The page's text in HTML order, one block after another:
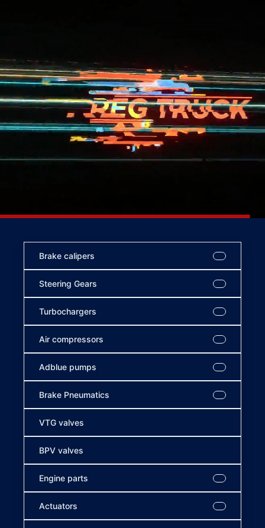
Brake calipers
Steering Gears
Turbochargers
Air compressors
Adblue pumps
Brake Pneumatics
VTG valves
BPV valves
Engine parts
Actuators